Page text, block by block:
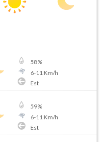
58%
6-11 Km/h
Est
59%
6-11 Km/h
Est